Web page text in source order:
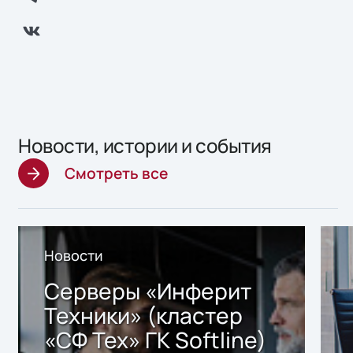
Новости, истории и события
Смотреть все
Новости
Серверы «Инферит
Техники» (кластер
«СФ Тех» ГК Softline)